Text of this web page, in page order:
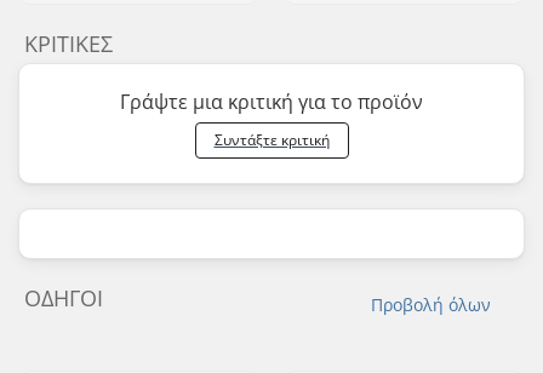
ΚΡΙΤΙΚΈΣ
Γράψτε μια κριτική για το προϊόν
Συντάξτε κριτική
Προβολή όλων
ΟΔΗΓΟΊ